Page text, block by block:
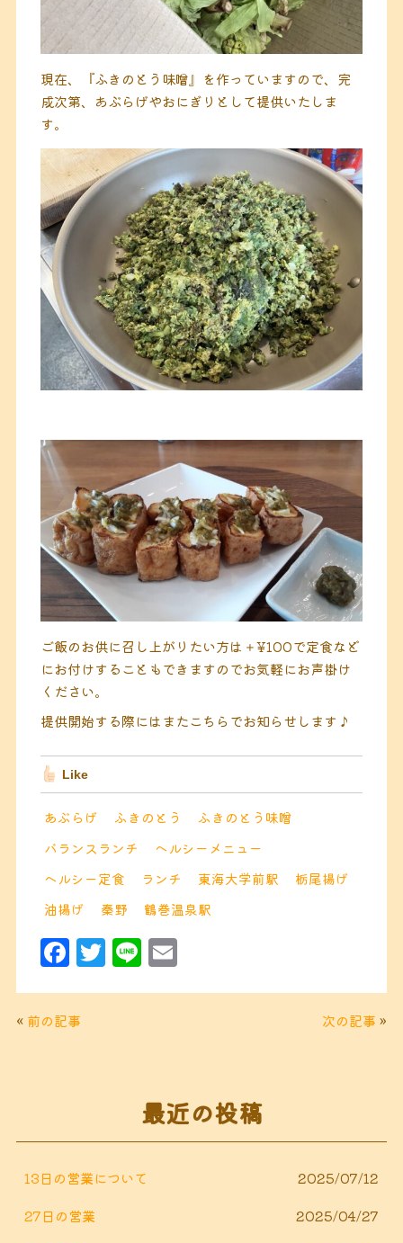
現在、『ふきのとう味噌』を作っていますので、完
成次第、あぶらげやおにぎりとして提供いたしま
す。
ご飯のお供に召し上がりたい方は＋¥100で定食など
にお付けすることもできますのでお気軽にお声掛け
ください。
提供開始する際にはまたこちらでお知らせします♪
Like
あぶらげ ふきのとう
ふきのとう味噌
バランスランチ
ヘルシーメニュー
ヘルシー定食
ランチ 東海大学前駅
栃尾揚げ
油揚げ
秦野 鶴巻温泉駅
F
a
c
e
k
T
w
Li
n
E
« 前の記事 次の記事 »
最近の投稿
13日の営業について
2025/07/12
27日の営業
2025/04/27